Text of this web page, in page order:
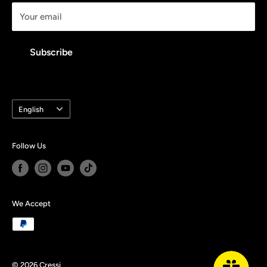
info@cressimexico.mx
Política de reembolso
Your email
Subscribe
Language
English
Follow Us
We Accept
© 2026 Cressi